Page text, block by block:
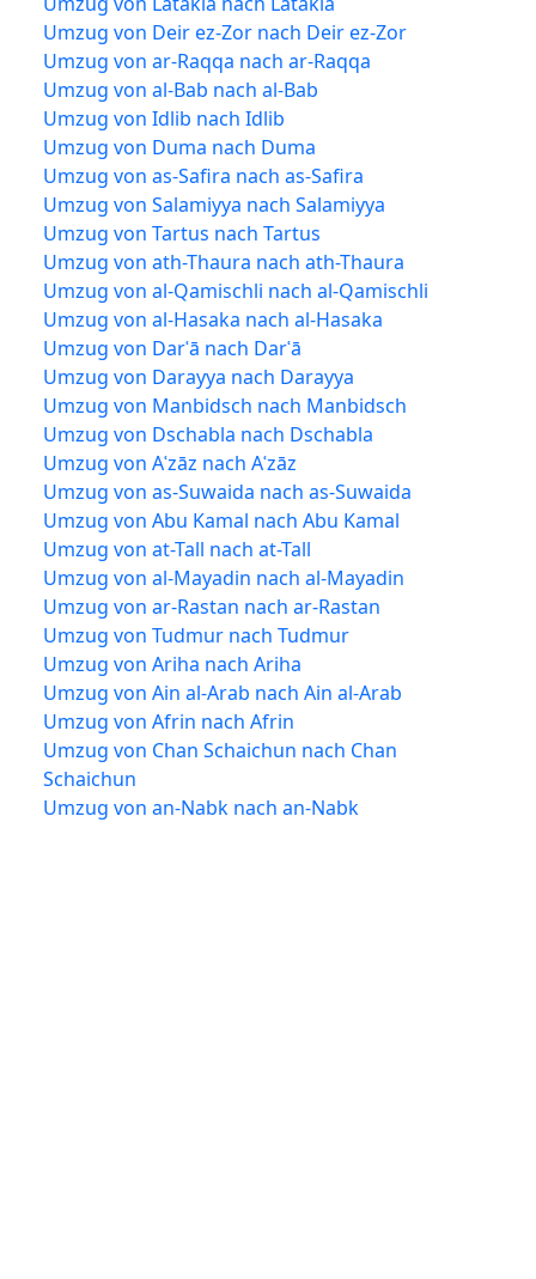
Umzug von Deir ez-Zor nach Deir ez-Zor
Umzug von ar-Raqqa nach ar-Raqqa
Umzug von al-Bab nach al-Bab
Umzug von Idlib nach Idlib
Umzug von Duma nach Duma
Umzug von as-Safira nach as-Safira
Umzug von Salamiyya nach Salamiyya
Umzug von Tartus nach Tartus
Umzug von ath-Thaura nach ath-Thaura
Umzug von al-Qamischli nach al-Qamischli
Umzug von al-Hasaka nach al-Hasaka
Umzug von Darʿā nach Darʿā
Umzug von Darayya nach Darayya
Umzug von Manbidsch nach Manbidsch
Umzug von Dschabla nach Dschabla
Umzug von Aʿzāz nach Aʿzāz
Umzug von as-Suwaida nach as-Suwaida
Umzug von Abu Kamal nach Abu Kamal
Umzug von at-Tall nach at-Tall
Umzug von al-Mayadin nach al-Mayadin
Umzug von ar-Rastan nach ar-Rastan
Umzug von Tudmur nach Tudmur
Umzug von Ariha nach Ariha
Umzug von Ain al-Arab nach Ain al-Arab
Umzug von Afrin nach Afrin
Umzug von Chan Schaichun nach Chan
Schaichun
Umzug von an-Nabk nach an-Nabk